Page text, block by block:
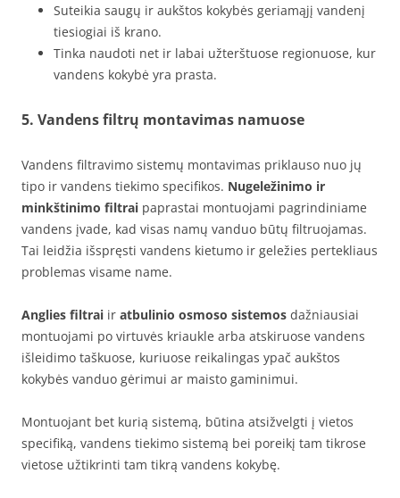
Suteikia saugų ir aukštos kokybės geriamąjį vandenį
tiesiogiai iš krano.
Tinka naudoti net ir labai užterštuose regionuose, kur
vandens kokybė yra prasta.
5. Vandens filtrų montavimas namuose
Vandens filtravimo sistemų montavimas priklauso nuo jų
tipo ir vandens tiekimo specifikos. Nugeležinimo ir
minkštinimo filtrai paprastai montuojami pagrindiniame
vandens įvade, kad visas namų vanduo būtų filtruojamas.
Tai leidžia išspręsti vandens kietumo ir geležies pertekliaus
problemas visame name.
Anglies filtrai ir atbulinio osmoso sistemos dažniausiai
montuojami po virtuvės kriaukle arba atskiruose vandens
išleidimo taškuose, kuriuose reikalingas ypač aukštos
kokybės vanduo gėrimui ar maisto gaminimui.
Montuojant bet kurią sistemą, būtina atsižvelgti į vietos
specifiką, vandens tiekimo sistemą bei poreikį tam tikrose
vietose užtikrinti tam tikrą vandens kokybę.